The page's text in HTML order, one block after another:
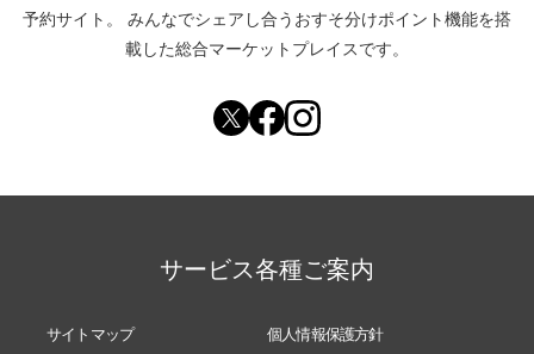
予約サイト。
みんなでシェアし合う おすそ分けポイント機能を搭
載した総合マーケットプレイスです。
サービス各種ご案内
サイトマップ 個人情報保護方針